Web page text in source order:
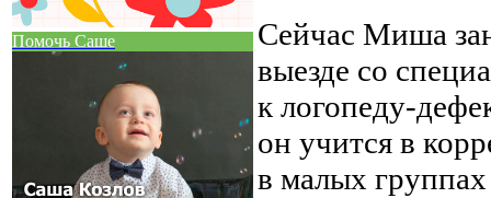
Помочь Саше
Сейчас Миша
выезде со
к логопеду-
он учится в
в малых